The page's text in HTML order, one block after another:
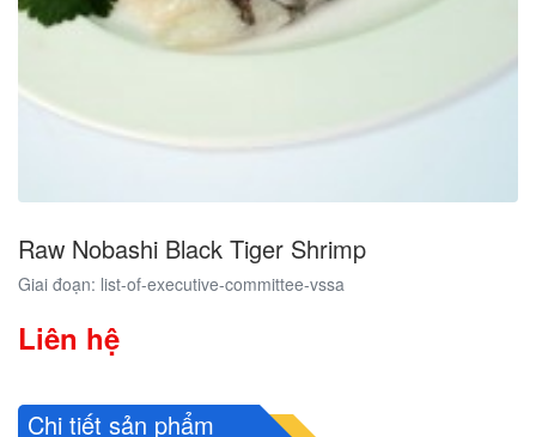
Raw Nobashi Black Tiger Shrimp
Giai đoạn: list-of-executive-committee-vssa
Liên hệ
Chi tiết sản phẩm